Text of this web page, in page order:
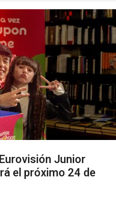
Junior
el próximo 24 de